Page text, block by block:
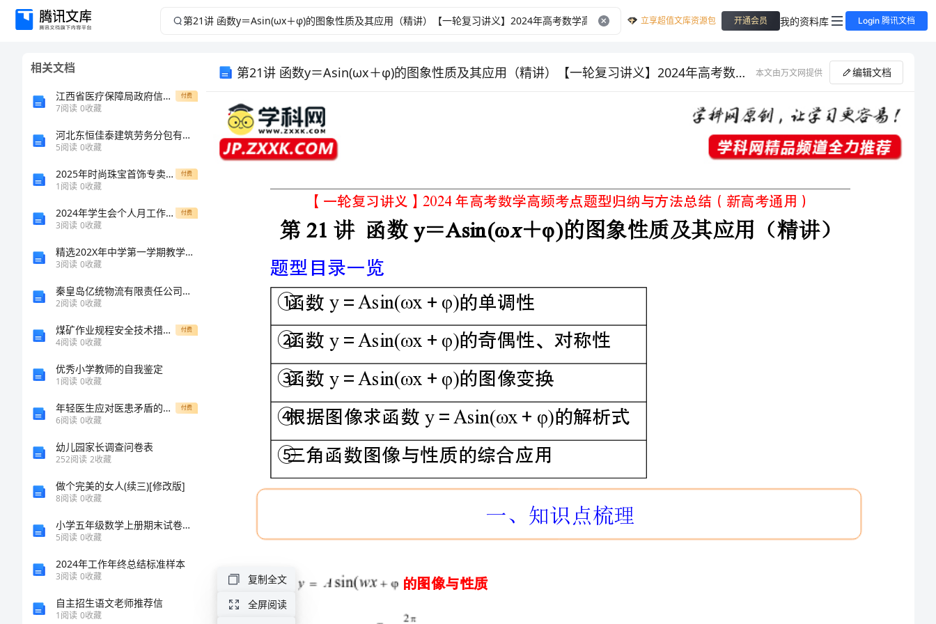
第
Asin(ωx
（精
立享超值文库资源包 开通会员 我的资料库 Login 腾讯文档
相关文档
江西省医疗保障局政府信息公开申请表 付费
7阅读 0收藏
河北东恒佳泰建筑劳务分包有限公司介绍企业发展分析报告
5阅读 0收藏
2025年时尚珠宝首饰专卖店租赁合同范本 付费
1阅读 0收藏
2024年学生会个人月工作总结模版（3篇） 付费
3阅读 0收藏
精选202X年中学第一学期教学工作计划
3阅读 0收藏
秦皇岛亿统物流有限责任公司介绍企业发展分析报告
2阅读 0收藏
煤矿作业规程安全技术措施管理办法 付费
4阅读 0收藏
优秀小学教师的自我鉴定
1阅读 0收藏
年轻医生应对医患矛盾的对策 付费
6阅读 0收藏
幼儿园家长调查问卷表
252阅读 2收藏
做个完美的女人(续三)[修改版]
8阅读 0收藏
小学五年级数学上册期末试卷及答案
5阅读 0收藏
2024年工作年终总结标准样本
3阅读 0收藏
自主招生语文老师推荐信
1阅读 0收藏
第21讲 函数y＝Asin(ωx＋φ)的图象性质及其应用（精讲）【一轮复习讲义】2024年高考数学高频考点题型归纳与方法总结（新高考通用）解析版 本文由万文网提供 编辑文档
一、的图像与性质
①yAsin(ωxφ) 函数＝＋的单调性
②yAsin(ωxφ)
③yAsin(ωxφ) 函数＝＋的图像变换
④yAsin(ωxφ) 根据图像求函数＝＋的解析式
一、知识点梳理
复制全文
全屏阅读